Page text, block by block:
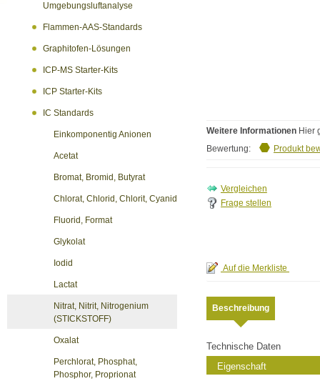
Umgebungsluftanalyse
Flammen-AAS-Standards
Graphitofen-Lösungen
ICP-MS Starter-Kits
ICP Starter-Kits
IC Standards
Einkomponentig Anionen
Acetat
Bromat, Bromid, Butyrat
Chlorat, Chlorid, Chlorit, Cyanid
Fluorid, Format
Glykolat
Iodid
Lactat
Nitrat, Nitrit, Nitrogenium
(STICKSTOFF)
Oxalat
Perchlorat, Phosphat,
Phosphor, Proprionat
Weitere Informationen Hier
Bewertung:
Produkt
Frage stellen
Beschreibung
Technische Daten
Eigenschaft